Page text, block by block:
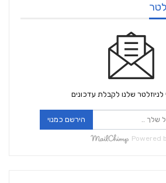
שלנו לקבלת עדכונים
הירשם כמנוי
Powered